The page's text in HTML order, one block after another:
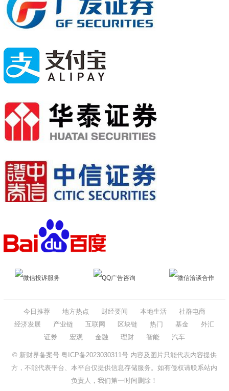
微信投诉服务 QQ广告咨询 微信洽谈合作
今日推荐 地方热点 财经要闻 本地生活
社群电商
经济发展
产业链 互联网 区块链 热门 基金
外汇
证券
宏观 金融 理财 智能 汽车
© 新财界备案号 粤ICP备2023030311号内容及图片只能代表内容提供
方，不能代表平台、本平台仅提供信息存储服务。如有侵权请联系站内
负责人，我们第一时间删除！